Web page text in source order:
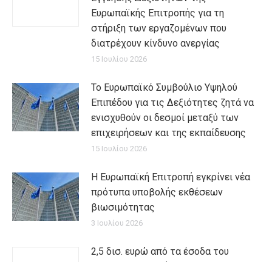
Ευρωπαϊκής Επιτροπής για τη
στήριξη των εργαζομένων που
διατρέχουν κίνδυνο ανεργίας
15 Ιουλίου 2026
Το Ευρωπαϊκό Συμβούλιο Υψηλού
Επιπέδου για τις Δεξιότητες ζητά να
ενισχυθούν οι δεσμοί μεταξύ των
επιχειρήσεων και της εκπαίδευσης
15 Ιουλίου 2026
Η Ευρωπαϊκή Επιτροπή εγκρίνει νέα
πρότυπα υποβολής εκθέσεων
βιωσιμότητας
3 Ιουλίου 2026
2,5 δισ. ευρώ από τα έσοδα του